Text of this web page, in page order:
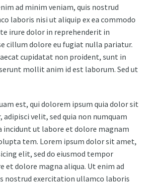
ad minim veniam, quis nostrud
laboris nisi ut aliquip ex ea commodo
irure dolor in reprehenderit in
cillum dolore eu fugiat nulla pariatur.
cupidatat non proident, sunt in
mollit anim id est laborum. Sed ut
est, qui dolorem ipsum quia dolor sit
velit, sed quia non numquam
incidunt ut labore et dolore magnam
tem. Lorem ipsum dolor sit amet,
elit, sed do eiusmod tempor
et dolore magna aliqua. Ut enim ad
nostrud exercitation ullamco laboris